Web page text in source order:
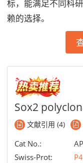
标，能满足不同科
赖的选择。
Sox2
文献引用 (4)
Cat No.:
Swiss-Prot: